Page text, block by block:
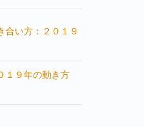
合い方：２０１９
１９年の動き方